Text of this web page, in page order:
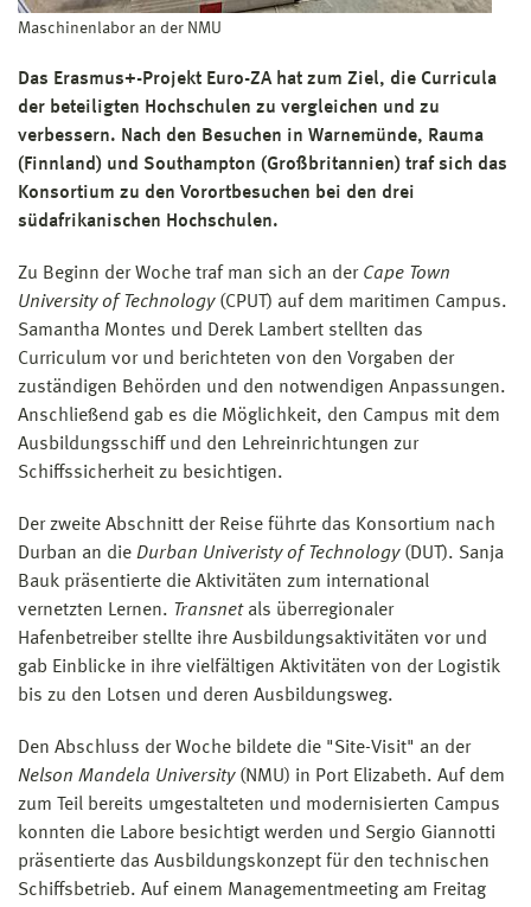
Maschinenlabor an der NMU
Das Erasmus+-Projekt Euro-ZA hat zum Ziel, die Curricula
der beteiligten Hochschulen zu vergleichen und zu
verbessern. Nach den Besuchen in Warnemünde, Rauma
(Finnland) und Southampton (Großbritannien) traf sich das
Konsortium zu den Vorortbesuchen bei den drei
südafrikanischen Hochschulen.
Zu Beginn der Woche traf man sich an der Cape Town
University of Technology(CPUT) auf dem maritimen Campus.
Samantha Montes und Derek Lambert stellten das
Curriculum vor und berichteten von den Vorgaben der
zuständigen Behörden und den notwendigen Anpassungen.
Anschließend gab es die Möglichkeit, den Campus mit dem
Ausbildungsschiff und den Lehreinrichtungen zur
Schiffssicherheit zu besichtigen.
Der zweite Abschnitt der Reise führte das Konsortium nach
Durban an die Durban Univeristy of Technology(DUT). Sanja
Bauk präsentierte die Aktivitäten zum international
vernetzten Lernen. Transnetals überregionaler
Hafenbetreiber stellte ihre Ausbildungsaktivitäten vor und
gab Einblicke in ihre vielfältigen Aktivitäten von der Logistik
bis zu den Lotsen und deren Ausbildungsweg.
Den Abschluss der Woche bildete die "Site-Visit" an der
Nelson Mandela University(NMU) in Port Elizabeth. Auf dem
zum Teil bereits umgestalteten und modernisierten Campus
konnten die Labore besichtigt werden und Sergio Giannotti
präsentierte das Ausbildungskonzept für den technischen
Schiffsbetrieb. Auf einem Managementmeeting am Freitag